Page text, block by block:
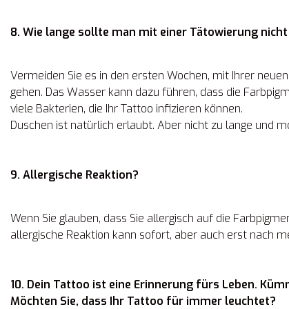
8. Wie lange sollte man mit einer Tätowierung
Vermeiden Sie es in den ersten Wochen, mit Ihrer
gehen. Das Wasser kann dazu führen, dass die
viele Bakterien, die Ihr Tattoo infizieren können.
Duschen ist natürlich erlaubt. Aber nicht zu lange und
9. Allergische Reaktion?
Wenn Sie glauben, dass Sie allergisch auf die
allergische Reaktion kann sofort, aber auch erst nach
10. Dein Tattoo ist eine Erinnerung fürs Leben.
Möchten Sie, dass Ihr Tattoo für immer leuchtet?